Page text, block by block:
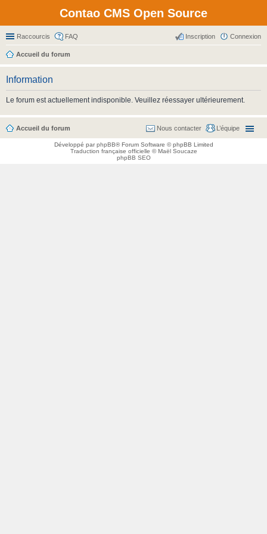
Contao CMS Open Source
Raccourcis FAQ Connexion
Inscription
Accueil du forum
Information
Le forum est actuellement indisponible. Veuillez réessayer ultérieurement.
Accueil du forum L’équipe
Nous contacter
Développé parphpBB® Forum Software © phpBB Limited
Traduction française officielle ©Maël Soucaze
phpBB SEO